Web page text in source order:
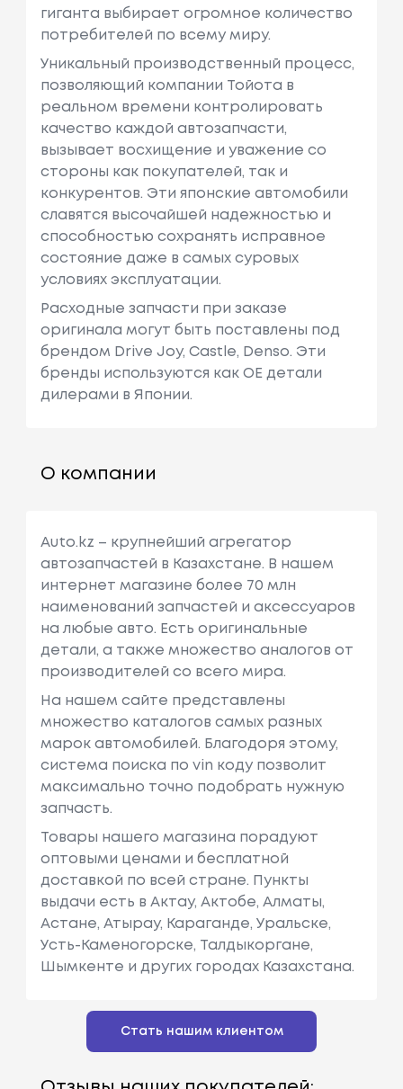
гиганта выбирает огромное количество
потребителей по всему миру.
Уникальный производственный процесс,
позволяющий компании Тойота в
реальном времени контролировать
качество каждой автозапчасти,
вызывает восхищение и уважение со
стороны как покупателей, так и
конкурентов. Эти японские автомобили
славятся высочайшей надежностью и
способностью сохранять исправное
состояние даже в самых суровых
условиях эксплуатации.
Расходные запчасти при заказе
оригинала могут быть поставлены под
брендом Drive Joy, Castle, Denso. Эти
бренды используются как ОЕ детали
дилерами в Японии.
О компании
Auto.kz – крупнейший агрегатор
автозапчастей в Казахстане. В нашем
интернет магазине более 70 млн
наименований запчастей и аксессуаров
на любые авто. Есть оригинальные
детали, а также множество аналогов от
производителей со всего мира.
На нашем сайте представлены
множество каталогов самых разных
марок автомобилей. Благодоря этому,
система поиска по vin коду позволит
максимально точно подобрать нужную
запчасть.
Товары нашего магазина порадуют
оптовыми ценами и бесплатной
доставкой по всей стране. Пункты
выдачи есть в Актау, Актобе, Алматы,
Астане, Атырау, Караганде, Уральске,
Усть-Каменогорске, Талдыкоргане,
Шымкенте и других городах Казахстана.
Стать нашим клиентом